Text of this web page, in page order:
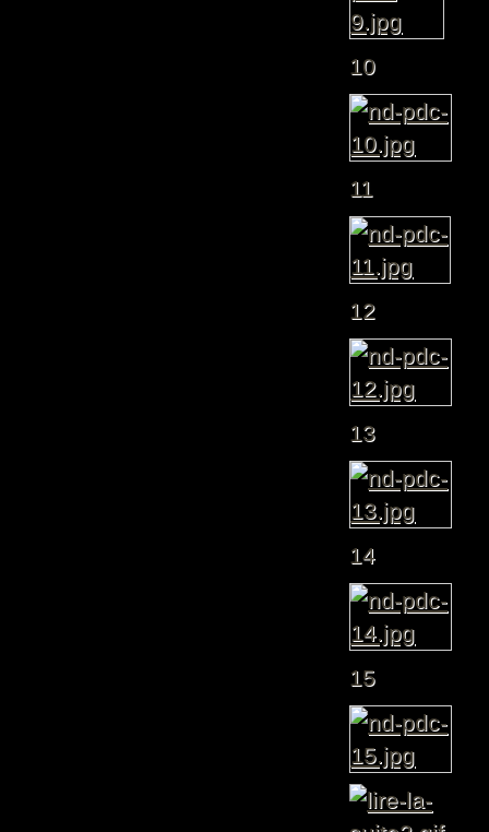
10
11
12
13
14
15